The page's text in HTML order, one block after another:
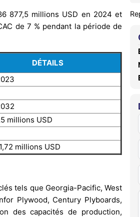
877,5 millions USD en 2024 et
de 7 % pendant la période de
DÉTAILS
millions USD
millions USD
tels que Georgia-Pacific, West
Plywood, Century Plyboards,
des capacités de production,